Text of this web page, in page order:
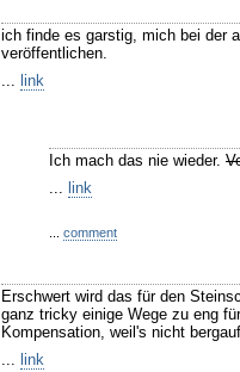
ich finde es garstig, mich bei der
veröffentlichen.
... link
Ich mach das nie wieder.
... link
comment
Erschwert wird das für den
ganz tricky einige Wege zu eng
Kompensation, weil's nicht
... link